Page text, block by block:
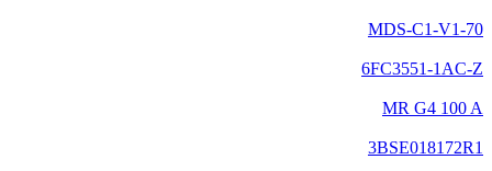
MDS-C1-V1-70
6FC3551-1AC-Z
MR G4 100 A
3BSE018172R1